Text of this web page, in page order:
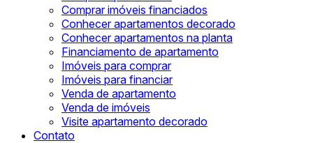
Comprar imóveis financiados
Conhecer apartamentos decorado
Conhecer apartamentos na planta
Financiamento de apartamento
Imóveis para comprar
Imóveis para financiar
Venda de apartamento
Venda de imóveis
Visite apartamento decorado
Contato